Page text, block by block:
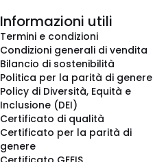
Informazioni utili
Termini e condizioni
Condizioni generali di vendita
Bilancio di sostenibilità
Politica per la parità di genere
Policy di Diversità, Equità e
Inclusione (DEI)
Certificato di qualità
Certificato per la parità di
genere